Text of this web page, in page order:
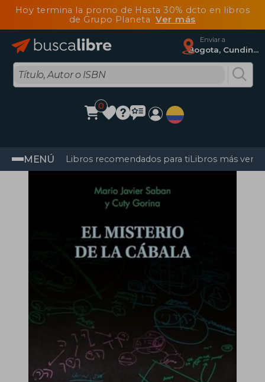
Hoy termina la promo de Hasta 30% dcto en libros
de Grupo Planeta Ver más
Enviar a
Bogota, Cundinamarca
0
MENÚ Libros recomendados para tiLibros más